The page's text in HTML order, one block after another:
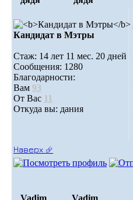
Кандидат в Мэтры
Стаж: 14 лет 11 мес. 20 дней
Сообщения: 1280
Благодарности:
Вам 93
От Вас 11
Откуда вы: дания
Наверх ⮵
Vadim Vadim